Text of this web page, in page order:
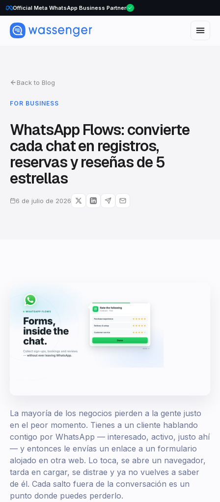
Official Meta WhatsApp Business Partner
Back to Blog
FOR BUSINESS
WhatsApp Flows: convierte
cada chat en registros,
reservas y reseñas de 5
estrellas
6 de julio de 2026
La mayoría de los negocios pierden a la gente justo
en el peor momento. Tienes a un cliente hablando
contigo por WhatsApp — interesado, activo, justo ahí
— y entonces le envías un enlace a un formulario
alojado en otra web. Lo toca, se abre un navegador,
tarda en cargar, se distrae y ya no vuelves a saber
de él. Cada salto fuera de la conversación es un
punto donde puedes perderlo.